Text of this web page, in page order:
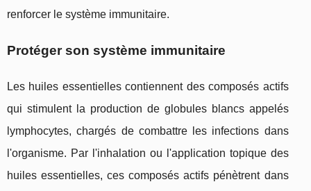
renforcer le système immunitaire.
Protéger son système immunitaire
Les huiles essentielles contiennent des composés actifs
qui stimulent la production de globules blancs appelés
lymphocytes, chargés de combattre les infections dans
l'organisme. Par l'inhalation ou l'application topique des
huiles essentielles, ces composés actifs pénètrent dans